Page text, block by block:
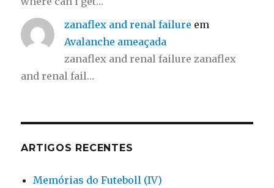
zanaflex and renal failure em
Avalanche ameaçada
zanaflex and renal failure zanaflex
and renal fail…
ARTIGOS RECENTES
Memórias do Futeboll (IV)